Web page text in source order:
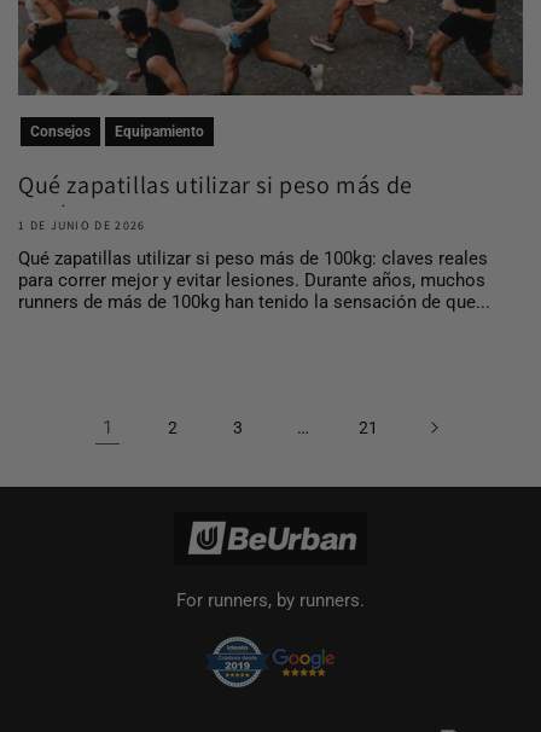
Consejos Equipamiento
Qué zapatillas utilizar si peso más de
100 kg
1 DE JUNIO DE 2026
Qué zapatillas utilizar si peso más de 100kg: claves reales
para correr mejor y evitar lesiones. Durante años, muchos
runners de más de 100kg han tenido la sensación de que...
1 2 3 … 21
For runners, by runners.